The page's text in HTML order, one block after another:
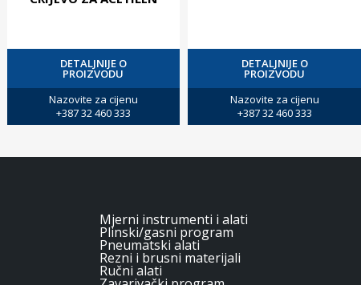
DETALJNIJE O
PROIZVODU
Nazovite za cijenu
+387 32 460 333
DETALJNIJE O
PROIZVODU
Nazovite za cijenu
+387 32 460 333
Mjerni instrumenti i alati
Plinski/gasni program
Pneumatski alati
Rezni i brusni materijali
Ručni alati